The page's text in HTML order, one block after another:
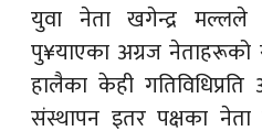
युवा नेता खगेन्द्र मल्लले
पु¥याएका अग्रज नेताहरूको
हालैका केही गतिविधिप्रति
संस्थापन इतर पक्षका